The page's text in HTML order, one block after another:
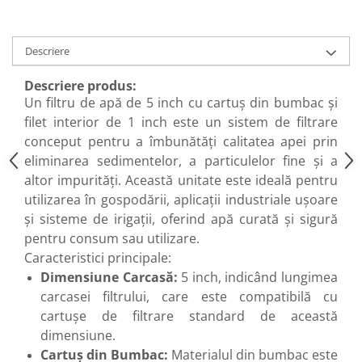
Descriere
Descriere produs:
Un filtru de apă de 5 inch cu cartuș din bumbac și
filet interior de 1 inch este un sistem de filtrare
conceput pentru a îmbunătăți calitatea apei prin
eliminarea sedimentelor, a particulelor fine și a
altor impurități. Această unitate este ideală pentru
utilizarea în gospodării, aplicații industriale ușoare
și sisteme de irigații, oferind apă curată și sigură
pentru consum sau utilizare.
Caracteristici principale:
Dimensiune Carcasă: 5 inch, indicând lungimea
carcasei filtrului, care este compatibilă cu
cartușe de filtrare standard de această
dimensiune.
Cartuș din Bumbac: Materialul din bumbac este